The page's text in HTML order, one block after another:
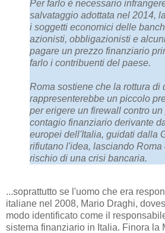
Per farlo è necessario
salvataggio adottata nel 2014,
i soggetti economici delle
azionisti, obbligazionisti e
pagare un prezzo finanziario
farlo i contribuenti del paese.
Roma sostiene che la rottura di
rappresenterebbe un piccolo
per erigere un firewall contro
contagio finanziario derivante
europei dell'Italia, guidati dalla
rifiutano l'idea, lasciando Roma
rischio di una crisi bancaria.
...soprattutto se l'uomo che era
italiane nel 2008, Mario Draghi,
modo identificato come il
sistema finanziario in Italia. Finora la